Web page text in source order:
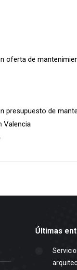
oferta de
presupuesto de
Valencia
Últimas